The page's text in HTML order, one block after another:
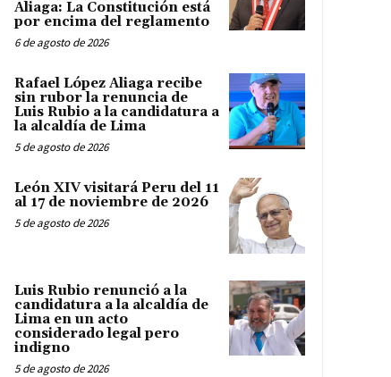
Aliaga: La Constitución está
por encima del reglamento
6 de agosto de 2026
Rafael López Aliaga recibe
sin rubor la renuncia de
Luis Rubio a la candidatura a
la alcaldía de Lima
5 de agosto de 2026
León XIV visitará Peru del 11
al 17 de noviembre de 2026
5 de agosto de 2026
Luis Rubio renunció a la
candidatura a la alcaldía de
Lima en un acto
considerado legal pero
indigno
5 de agosto de 2026